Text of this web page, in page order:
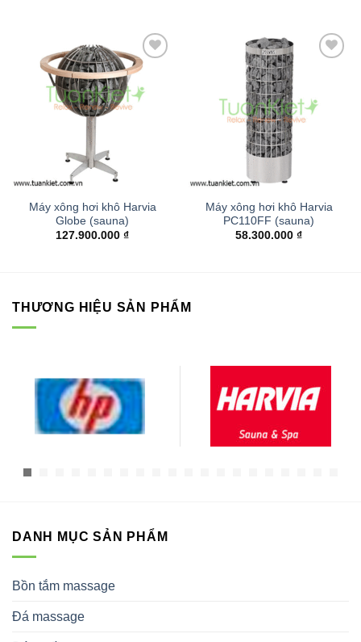
Add to
Máy xông hơi khô Harvia
Globe (sauna)
127.900.000 ₫
Máy xông hơi khô Harvia
PC110FF (sauna)
58.300.000 ₫
THƯƠNG HIỆU SẢN PHẨM
DANH MỤC SẢN PHẨM
Bồn tắm massage
Đá massage